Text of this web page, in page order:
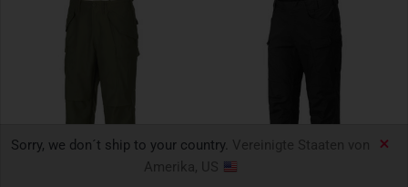
Sorry, we don´t ship to your country. Vereinigte Staaten von
Amerika, US